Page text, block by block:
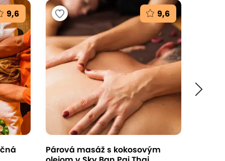
Ukončené
od 24,90 €
Až 26 % zľava Bežná cena: 30 - 60,00 €
9,6 9,6
Párová masáž s kokosovým